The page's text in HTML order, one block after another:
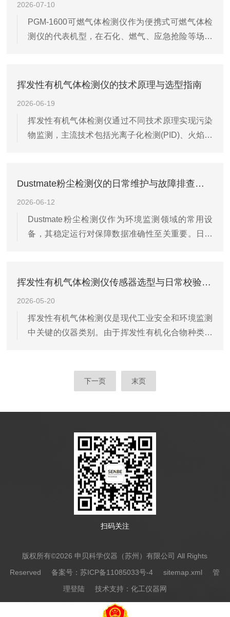
术支撑。ATP(三磷酸腺苷)是所有活体生物能量代
谢的“通用货币”——细菌、真菌等微生物细胞内均
含有高浓度ATP，而清洁后的餐饮具表面理论上应
2026-07-10
PGM-1600可燃气体检测仪作为便携式可燃气体检
测仪的代表机型，在石化、燃气、应急抢险等场景
日常维护到存放的全生命周期管理。投用前的初次
将仪器置于洁净室内空气中，进入设置菜单选择仪
器标定，执行清新空气校正，屏幕倒计数30秒后完
成，此时可燃气体读数归零，氧气传感器应显示
挥发性有机气体检测仪的技术原理与选型指南
2026-06-19
挥发性有机气体检测仪通过不同技术原理实现污染
物监测，主流技术包括光离子化检测(PID)、火焰离
浓度，具有响应快、灵敏度高的特点，适用于低浓
技术通过氢气火焰将有机物燃烧电离，测量离子电
流确定浓度，可检测几乎所有有机化合物，适合高
浓度场景，但需配备氢气瓶，便携性较差。半导体
Dustmate粉尘检测仪的日常维护与故障排查指南
2026-06-12
Dustmate粉尘检测仪作为环境监测领域的常用设
备，其稳定运行对保障数据准确性至关重要。日常
响散热。采样头与滤膜仓是关键部件，应定期用无
建议每月进行一次，使用标准粉尘样品在标准环境
下操作，确保读数误差控制在允许范围内。若长时
间停用，需取出电池，将仪器存放于湿度低于60%
挥发性有机气体检测仪传感器选型与日常校验技巧
2026-05-20
挥发性有机气体检测仪是现代工业安全和环境监测
中关键的仪器类别。由于挥发性有机化合物种类繁
术。常见的有光离子化传感器、火焰离子化传感器
以及金属氧化物半导体传感器。其中光离子化型挥
快速筛查和泄漏检测。火焰离子化型挥发性有机气
体检测仪则线性范围极宽，从百万分之一到百分之
一体积浓度都能准确响应，主要用于固定污染...
下一页 末页
扫码关注
版权所有©2026 申贝科学仪器（苏州）有限公司 All Rights
Reserved备案号：苏ICP备11085033号-4 sitemap.xml
管
理登陆技术支持： 化工仪器网